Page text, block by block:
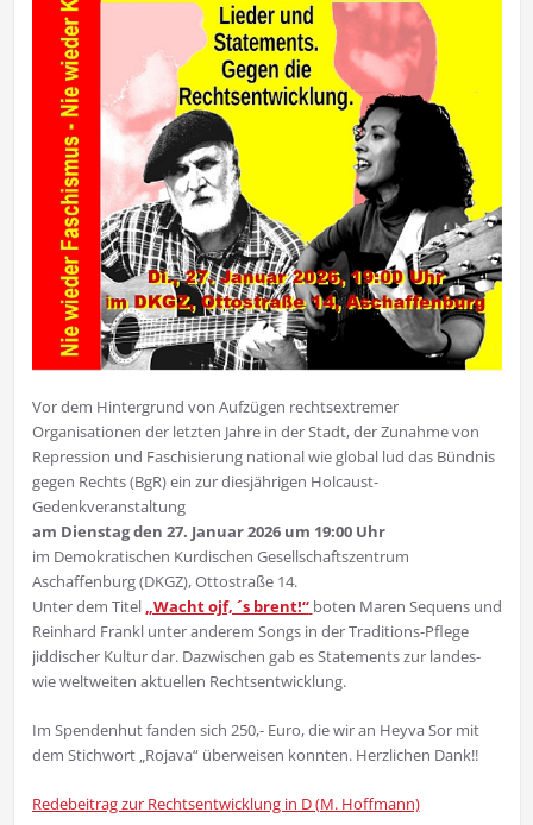
Vor dem Hintergrund von Aufzügen rechtsextremer
Organisationen der letzten Jahre in der Stadt, der Zunahme von
Repression und Faschisierung national wie global lud das Bündnis
gegen Rechts (BgR) ein zur diesjährigen Holcaust-
Gedenkveranstaltung
am Dienstag den 27. Januar 2026 um 19:00 Uhr
im Demokratischen Kurdischen Gesellschaftszentrum
Aschaffenburg (DKGZ), Ottostraße 14.
Unter dem Titel „Wacht ojf, ´s brent!“ boten Maren Sequens und
Reinhard Frankl unter anderem Songs in der Traditions-Pflege
jiddischer Kultur dar. Dazwischen gab es Statements zur landes-
wie weltweiten aktuellen Rechtsentwicklung.
Im Spendenhut fanden sich 250,- Euro, die wir an Heyva Sor mit
dem Stichwort „Rojava“ überweisen konnten. Herzlichen Dank!!
Redebeitrag zur Rechtsentwicklung in D (M. Hoffmann)